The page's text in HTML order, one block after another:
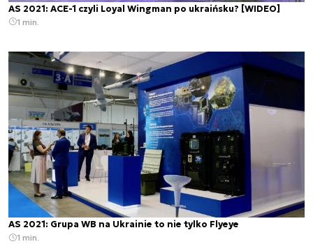
AS 2021: ACE-1 czyli Loyal Wingman po ukraińsku? [WIDEO]
1 min.
AS 2021: Grupa WB na Ukrainie to nie tylko Flyeye
1 min.